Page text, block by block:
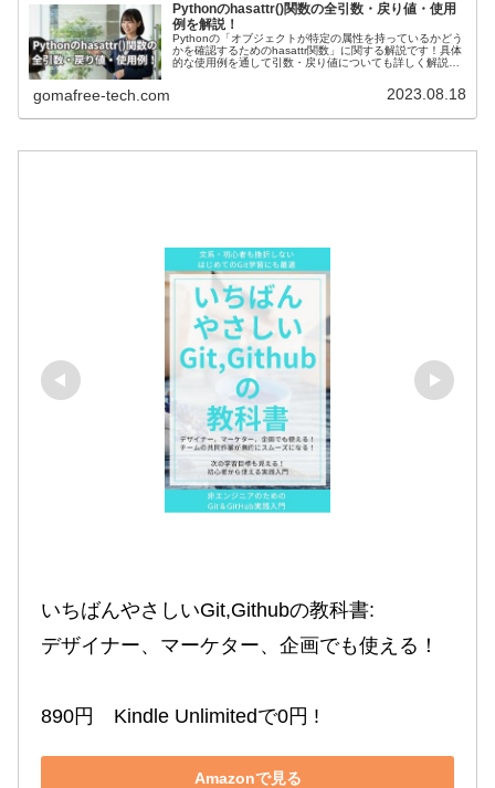
Pythonのhasattr()関数の全引数・戻り値・使用
例を解説！
Pythonの「オブジェクトが特定の属性を持っているかどう
かを確認するためのhasattr関数」に関する解説です！具体
的な使用例を通して引数・戻り値についても詳しく解説し
ています！動的なプログラム制御において非常に便利で
gomafree-tech.com 2023.08.18
いちばんやさしいGit,Githubの教科書:
デザイナー、マーケター、企画でも使える！
890円　Kindle Unlimitedで0円 !
Amazonで見る